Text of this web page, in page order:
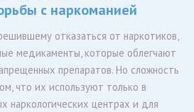
с наркоманией
отказаться от наркотиков,
медикаменты, которые облегчают
препаратов. Но сложность
что их используют только в
наркологических центрах и для